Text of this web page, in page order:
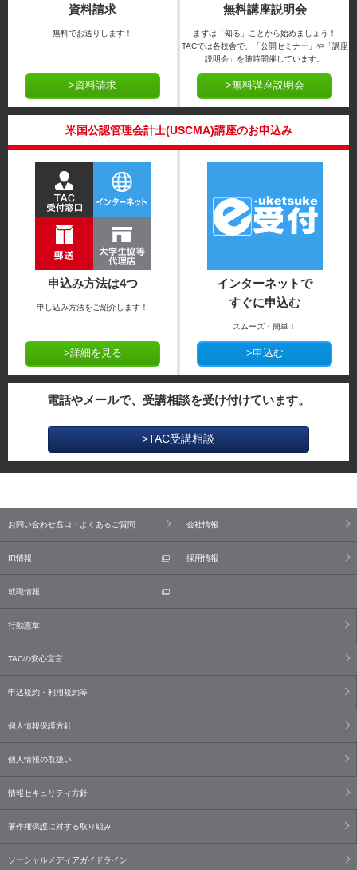
資料請求
無料でお送りします！
>資料請求
無料講座説明会
まずは「知る」ことから始めましょう！
TACでは各校舎で、「公開セミナー」や「講座
説明会」を随時開催しています。
>無料講座説明会
米国公認管理会計士(USCMA)講座のお申込み
申込み方法は4つ
申し込み方法をご紹介します！
>詳細を見る
インターネットで
すぐに申込む
スムーズ・簡単！
>申込む
電話やメールで、受講相談を受け付けています。
>TAC受講相談
お問い合わせ窓口・よくあるご質問 会社情報
IR情報 採用情報
就職情報
行動憲章
TACの安心宣言
申込規約・利用規約等
個人情報保護方針
個人情報の取扱い
情報セキュリティ方針
著作権保護に対する取り組み
ソーシャルメディアガイドライン